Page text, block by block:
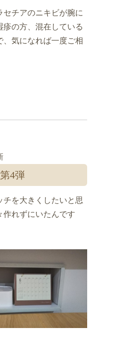
セチアのニキビが腕に
疹の方、混在している
、気になれば一度ご相
4弾
チを大きくしたいと思
作れずにいたんです